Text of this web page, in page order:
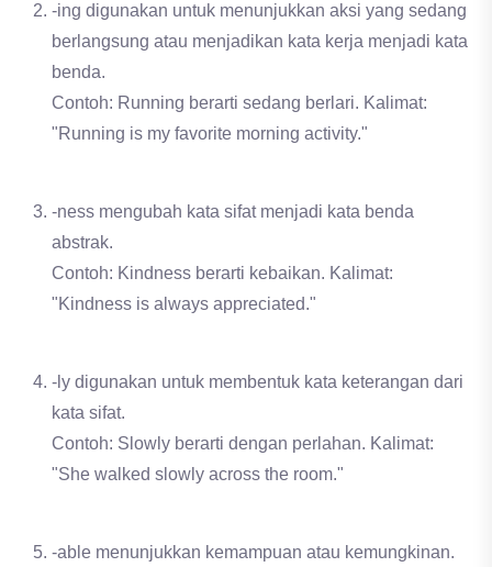
-ing digunakan untuk menunjukkan aksi yang sedang
berlangsung atau menjadikan kata kerja menjadi kata
benda.
Contoh: Running berarti sedang berlari. Kalimat:
"Running is my favorite morning activity."
-ness mengubah kata sifat menjadi kata benda
abstrak.
Contoh: Kindness berarti kebaikan. Kalimat:
"Kindness is always appreciated."
-ly digunakan untuk membentuk kata keterangan dari
kata sifat.
Contoh: Slowly berarti dengan perlahan. Kalimat:
"She walked slowly across the room."
-able menunjukkan kemampuan atau kemungkinan.